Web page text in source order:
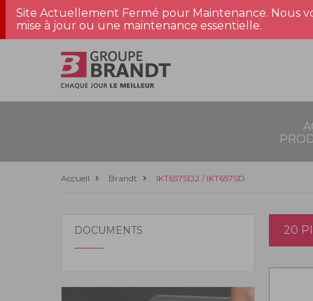
Site Actuellement Fermé pour Maintenance. Nous
mise à jour ou une maintenance essentielle.
Accueil Brandt IKT657SD2 / IKT657SD
DOCUMENTS 20